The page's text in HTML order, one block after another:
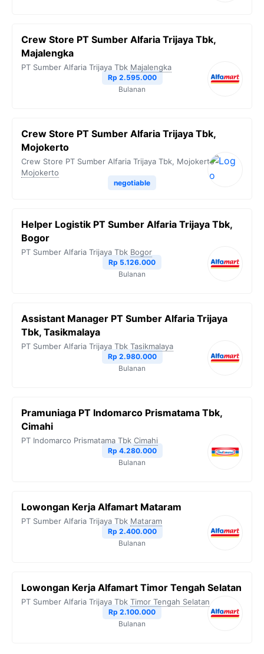
Crew Store PT Sumber Alfaria Trijaya Tbk,
Majalengka
PT Sumber Alfaria Trijaya Tbk Majalengka
Rp 2.595.000
Bulanan
Crew Store PT Sumber Alfaria Trijaya Tbk,
Mojokerto
Crew Store PT Sumber Alfaria Trijaya Tbk, Mojokerto
Mojokerto
negotiable
Helper Logistik PT Sumber Alfaria Trijaya Tbk,
Bogor
PT Sumber Alfaria Trijaya Tbk Bogor
Rp 5.126.000
Bulanan
Assistant Manager PT Sumber Alfaria Trijaya
Tbk, Tasikmalaya
PT Sumber Alfaria Trijaya Tbk Tasikmalaya
Rp 2.980.000
Bulanan
Pramuniaga PT Indomarco Prismatama Tbk,
Cimahi
PT Indomarco Prismatama Tbk Cimahi
Rp 4.280.000
Bulanan
Lowongan Kerja Alfamart Mataram
PT Sumber Alfaria Trijaya Tbk Mataram
Rp 2.400.000
Bulanan
Lowongan Kerja Alfamart Timor Tengah Selatan
PT Sumber Alfaria Trijaya Tbk Timor Tengah Selatan
Rp 2.100.000
Bulanan